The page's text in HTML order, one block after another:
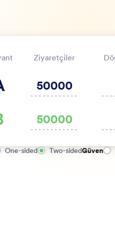
Ziyaretçiler
One-sided Two-sidedGüven